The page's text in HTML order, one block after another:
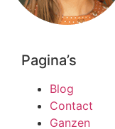
Pagina’s
Blog
Contact
Ganzen